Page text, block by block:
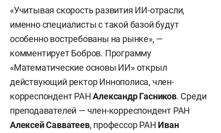
«Теперь на некоторые инженерные
специальности можно поступить только с
физикой. Например, на направления
электроэнергетики и теплоэнергетики. В Казани
очень много тех, кто поступает на эти
специальности. До этого вузы спасались
информатикой: принимали абитуриентов,
сдающих или физику, или информатику, или
химию», — рассказал «БИЗНЕС Online»
«Учитывая скорость развития ИИ-отрасли,
именно специалисты с такой базой будут
особенно востребованы на рынке», —
комментирует Бобров. Программу
«Математические основы ИИ» открыл
действующий ректор Иннополиса, член-
корреспондент РАНАлександр Гасников. Среди
преподавателей — член-корреспондент РАН
Алексей Савватеев, профессор РАН Иван